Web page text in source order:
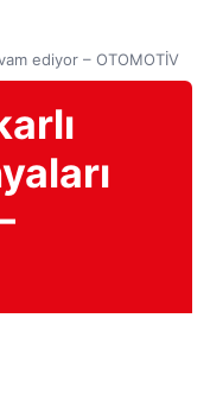
ediyor – OTOMOTİV